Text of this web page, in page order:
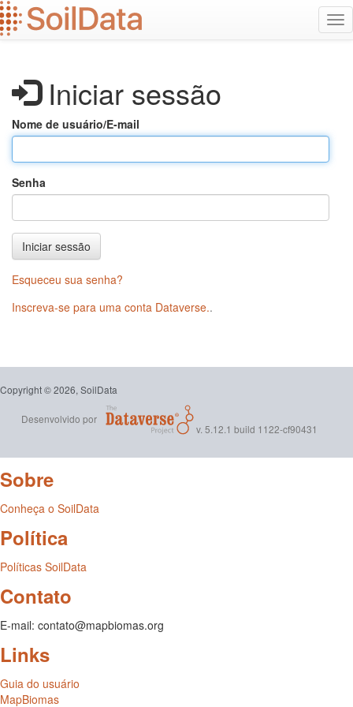
Ir
para
o
Iniciar sessão
Nome de usuário/E-mail
Senha
Iniciar sessão
Esqueceu sua senha?
Inscreva-se para uma conta Dataverse..
Copyright © 2026, SoilData
Desenvolvido por
v. 5.12.1 build 1122-cf90431
Sobre
Conheça o SoilData
Política
Políticas SoilData
Contato
E-mail: contato@mapbiomas.org
Links
Guia do usuário
MapBiomas